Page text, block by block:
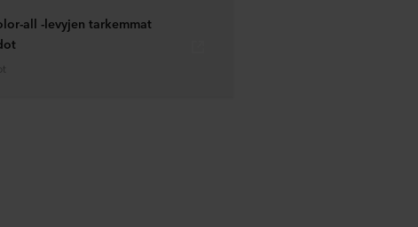
all -levyjen tarkemmat